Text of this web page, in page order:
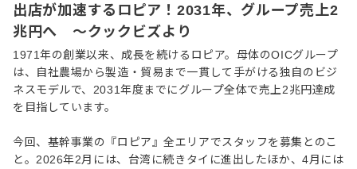
出店が加速するロピア！2031年、グループ売上2
兆円へ ～クックビズより
1971年の創業以来、成長を続けるロピア。母体のOICグループ
は、自社農場から製造・貿易まで一貫して手がける独自のビジ
ネスモデルで、2031年度までにグループ全体で売上2兆円達成
を目指しています。
今回、基幹事業の『ロピア』全エリアでスタッフを募集とのこ
と。2026年2月には、台湾に続きタイに進出したほか、4月には